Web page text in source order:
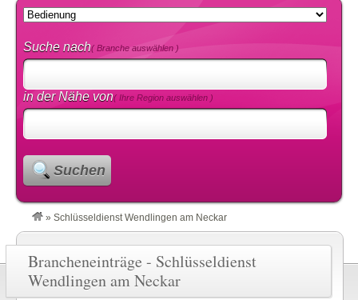
Suche nach( Branche auswählen )
in der Nähe von( Ihre Region auswählen )
Suchen
» Schlüsseldienst Wendlingen am Neckar
Brancheneinträge - Schlüsseldienst
Wendlingen am Neckar